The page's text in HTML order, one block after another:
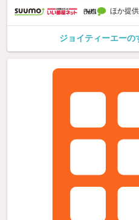
ほか提供
ジョイティーエーの